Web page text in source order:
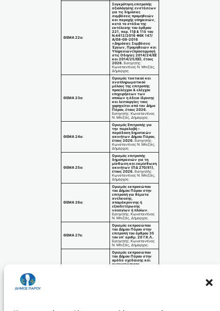
ΘΕΜΑ 22ο:
Συγκρότηση επιτροπής
αξιολόγησης ενστάσεων
για τις δημόσιες
συμβάσεις προμηθειών
και παροχής υπηρεσιών,
κατά το στάδιο της
εκτέλεσης του άρθρου
221, παρ. 11β & 11δ του
Ν.4412/2016 ΦΕΚ 147/
Α/08-08-2016
«Δημόσιες Συμβάσεις
Έργων, Προμηθειών και
Υπηρεσιών(προσαρμογή
στις Οδηγίες 2014/24/ΕΕ
και 2014/25/ΕΕ), έτους
2026.Εισηγητής:
Κωνσταντίνος Ν. Μπιζάς,
Δήμαρχος.
ΘΕΜΑ 23ο:
Ορισμός τακτικού και
αναπληρωματικού
μέλους της επιτροπής
προελέγχου & ελέγχου
επιχειρήσεων των
οποίων η άδεια ίδρυσης
και λειτουργίας τους
χορηγείται από τον Δήμο
Πάρου, έτους 2026.
Εισηγητής: Κωνσταντίνος
Ν. Μπιζάς, Δήμαρχος.
ΘΕΜΑ 24ο:
Ορισμός Επιτροπής για
την παραλαβή –
παράδοση δημοτικών
ακινήτων Δήμου Πάρου,
έτους 2026.Εισηγητής:
Κωνσταντίνος Ν. Μπιζάς,
Δήμαρχος.
ΘΕΜΑ 25ο:
Ορισμός επιτροπής
δημοπρασιών για τη
μίσθωση και εκμίσθωση
ακινήτων (ΠΔ 270/81),
έτους 2026.Εισηγητής:
Κωνσταντίνος Ν. Μπιζάς,
Δήμαρχος.
ΘΕΜΑ 26ο:
Ορισμός εκπροσώπου
του Δήμου Πάρου στην
επιτροπή για θέματα
ανέλκυσης,
απομάκρυνσης ή
εξουδετέρωσης
ναυαγίων ή πλοίων.
Εισηγητής: Κωνσταντίνος
Ν. Μπιζάς, Δήμαρχος.
ΘΕΜΑ 27ο:
Ορισμός εκπροσώπου
του Δήμου Πάρου στην
επιτροπή του άρθρου 35
του υπ’ αριθμ. 20 Γ.Κ.Λ..
Εισηγητής: Κωνσταντίνος
Ν. Μπιζάς, Δήμαρχος.
Ορισμός εκπροσώπου
του Δήμου Πάρου στην
ομάδα σχεδίασης και
αντιμετώπισης